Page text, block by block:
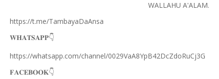
WALLAHU A'ALAM.
https://t.me/TambayaDaAnsa
𝐖𝐇𝐀𝐓𝐒𝐀𝐏𝐏👇
https://whatsapp.com/channel/0029VaA8YpB42DcZdoRuCj3G
𝐅𝐀𝐂𝐄𝐁𝐎𝐎𝐊👇